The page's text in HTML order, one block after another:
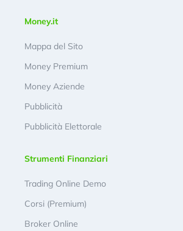
Money.it
Mappa del Sito
Money Premium
Money Aziende
Pubblicità
Pubblicità Elettorale
Strumenti Finanziari
Trading Online Demo
Corsi (Premium)
Broker Online